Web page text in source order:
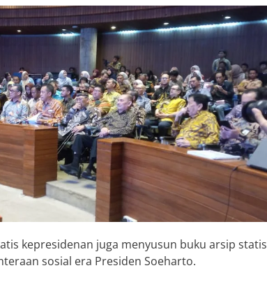
kepresidenan juga menyusun buku arsip statis
sosial era Presiden Soeharto.